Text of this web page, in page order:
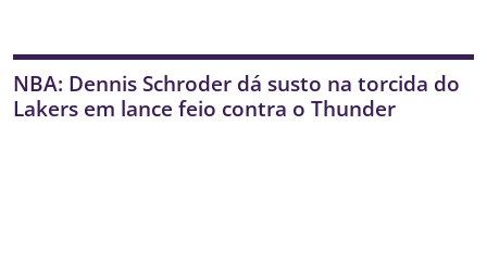
NBA: Dennis Schroder dá susto na torcida do
Lakers em lance feio contra o Thunder